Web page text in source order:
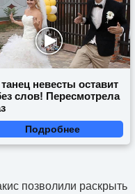
невесты оставит
слов! Пересмотрела
Подробнее
позволили раскрыть